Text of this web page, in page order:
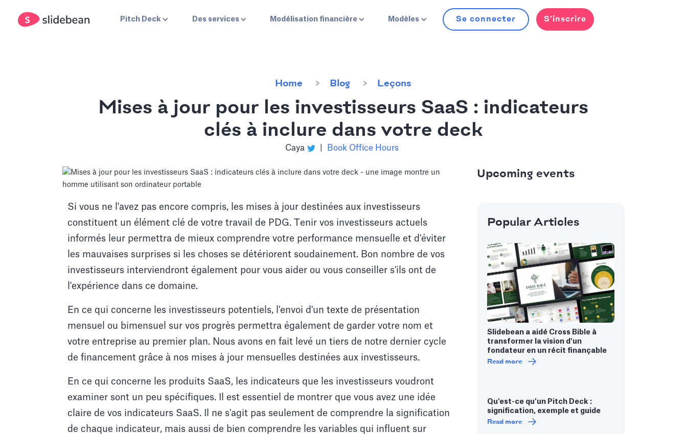
Pitch Deck Des services Modélisation financière Modèles Se connecter S’inscrire
Home Blog Leçons
Mises à jour pour les investisseurs SaaS : indicateurs
clés à inclure dans votre deck
Caya Book Office Hours
Si vous ne l'avez pas encore compris, les mises à jour destinées aux investisseurs
constituent un élément clé de votre travail de PDG. Tenir vos investisseurs actuels
informés leur permettra de mieux comprendre votre performance mensuelle et d'éviter
les mauvaises surprises si les choses se détériorent soudainement. Bon nombre de vos
investisseurs interviendront également pour vous aider ou vous conseiller s'ils ont de
l'expérience dans ce domaine.
En ce qui concerne les investisseurs potentiels, l'envoi d'un texte de présentation
mensuel ou bimensuel sur vos progrès permettra également de garder votre nom et
votre entreprise au premier plan. Nous avons en fait levé un tiers de notre dernier cycle
de financement grâce à nos mises à jour mensuelles destinées aux investisseurs.
En ce qui concerne les produits SaaS, les indicateurs que les investisseurs voudront
examiner sont un peu spécifiques. Il est essentiel de montrer que vous avez une idée
claire de vos indicateurs SaaS. Il ne s'agit pas seulement de comprendre la signification
de chaque indicateur, mais aussi de bien comprendre les variables qui influent sur
Upcoming events
Popular Articles
Slidebean a aidé Cross Bible à
transformer la vision d'un
fondateur en un récit finançable
Read more
Qu'est-ce qu'un Pitch Deck :
signification, exemple et guide
Read more